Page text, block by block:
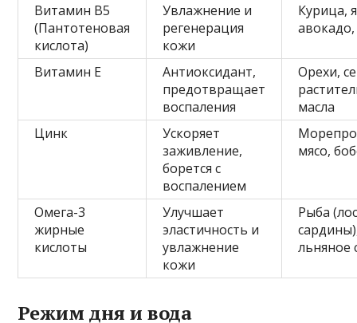
Витамин B5
(Пантотеновая
кислота)
Увлажнение и
регенерация
кожи
Курица,
Витамин E
Антиоксидант,
предотвращает
воспаления
Орехи,
масла
Цинк
Ускоряет
заживление,
борется с
воспалением
мясо,
Омега-3
жирные
кислоты
Улучшает
эластичность и
увлажнение
кожи
Рыба
льняное
Режим дня и вода